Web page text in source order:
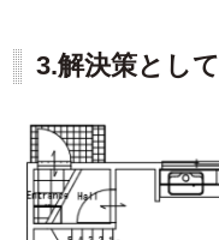
3.解決策として